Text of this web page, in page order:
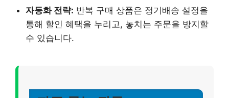
자동화 전략: 반복 구매 상품은 정기배송 설정을
통해 할인 혜택을 누리고, 놓치는 주문을 방지할
수 있습니다.